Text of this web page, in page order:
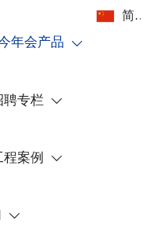
年会产品 
聘专栏 
程案例 

简体中文